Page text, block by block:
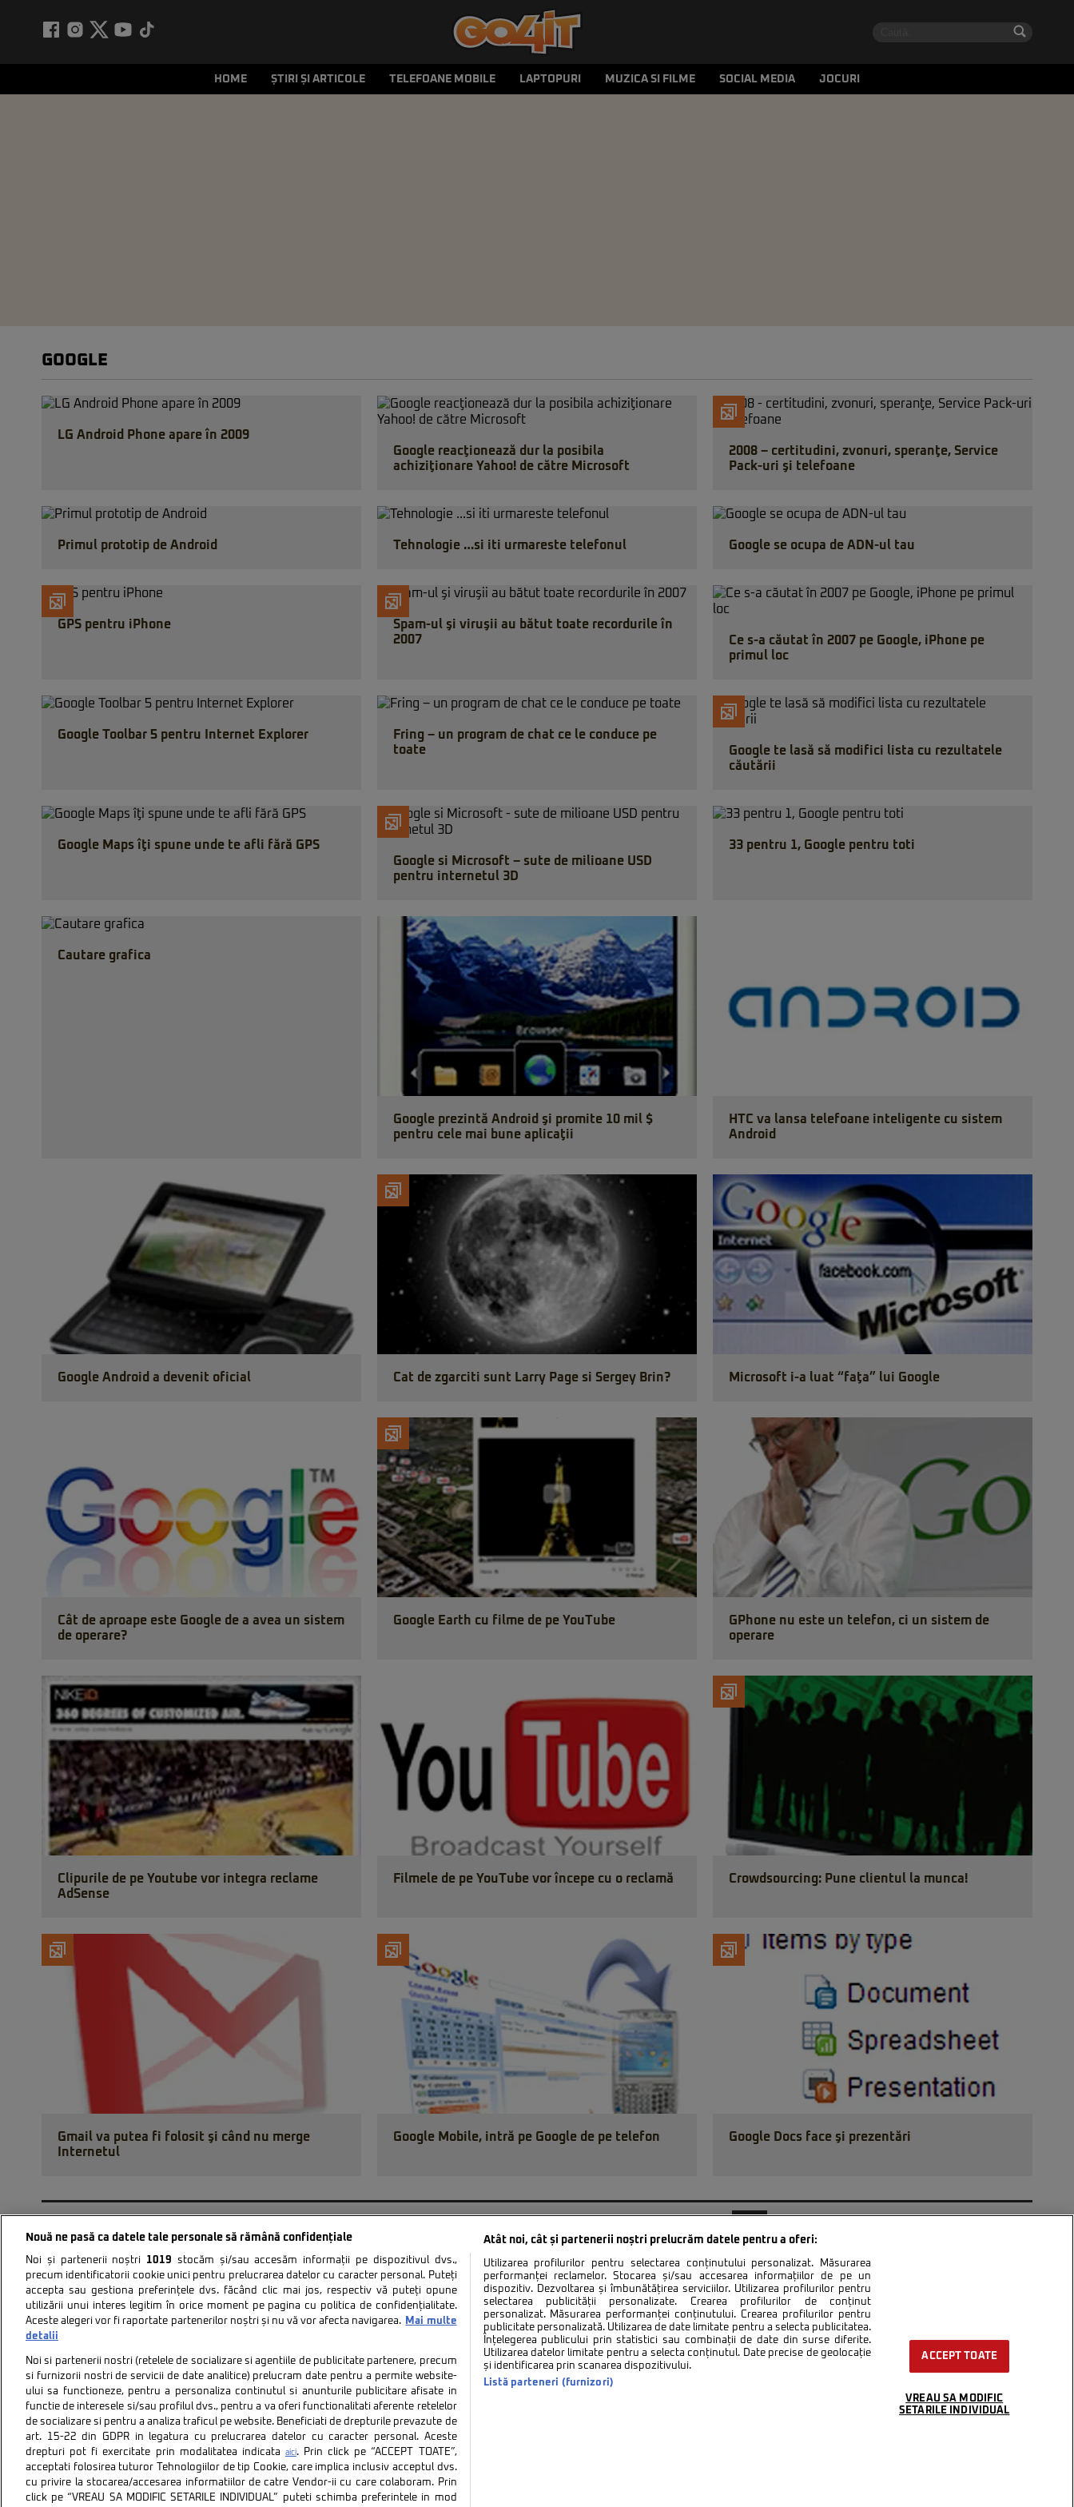
HOME ȘTIRI ȘI ARTICOLE TELEFOANE MOBILE LAPTOPURI MUZICA SI FILME SOCIAL MEDIA JOCURI
GOOGLE
LG Android Phone apare în 2009
Google reacţionează dur la posibila
achiziţionare Yahoo! de către Microsoft
2008 – certitudini, zvonuri, speranţe, Service
Pack-uri şi telefoane
Primul prototip de Android Tehnologie …si iti urmareste telefonul Google se ocupa de ADN-ul tau
GPS pentru iPhone
Spam-ul şi viruşii au bătut toate recordurile în
2007
Ce s-a căutat în 2007 pe Google, iPhone pe
primul loc
Google Toolbar 5 pentru Internet Explorer
Fring – un program de chat ce le conduce pe
toate
Google te lasă să modifici lista cu rezultatele
căutării
Google Maps îţi spune unde te afli fără GPS
Google si Microsoft – sute de milioane USD
pentru internetul 3D
33 pentru 1, Google pentru toti
Cautare grafica
Google prezintă Android şi promite 10 mil $
pentru cele mai bune aplicaţii
HTC va lansa telefoane inteligente cu sistem
Android
Google Android a devenit oficial Cat de zgarciti sunt Larry Page si Sergey Brin? Microsoft i-a luat “faţa” lui Google
Cât de aproape este Google de a avea un sistem
de operare?
Google Earth cu filme de pe YouTube
GPhone nu este un telefon, ci un sistem de
operare
Clipurile de pe Youtube vor integra reclame
AdSense
Filmele de pe YouTube vor începe cu o reclamă Crowdsourcing: Pune clientul la munca!
Gmail va putea fi folosit şi când nu merge
Internetul
Google Mobile, intră pe Google de pe telefon Google Docs face şi prezentări
Politica de confidentialitate Politica de cookies Termeni si conditii Contact Setări Cookies
Citarea se poate face în limita a 250 de semne. Nici o instituţie sau persoană (site-uri, instituţii mass-media, firme de monitorizare) nu poate reproduce integral scrierile publicistice purtătoare de Drepturi de Autor.
Decizia ONJN nr. 1598/16.09.2021. Jocurile de noroc sunt interzise minorilor.
Nouă ne pasă ca datele tale personale să rămână confidențiale
Noi și partenerii noștri 1019 stocăm și/sau accesăm informații pe dispozitivul dvs.,
precum identificatorii cookie unici pentru prelucrarea datelor cu caracter personal. Puteți
accepta sau gestiona preferințele dvs. făcând clic mai jos, respectiv vă puteți opune
utilizării unui interes legitim în orice moment pe pagina cu politica de confidențialitate.
Aceste alegeri vor fi raportate partenerilor noștri și nu vă vor afecta navigarea.
Mai multe
detalii
Noi si partenerii nostri (retelele de socializare si agentiile de publicitate partenere, precum
si furnizorii nostri de servicii de date analitice) prelucram date pentru a permite website-
ului sa functioneze, pentru a personaliza continutul si anunturile publicitare afisate in
functie de interesele si/sau profilul dvs., pentru a va oferi functionalitati aferente retelelor
de socializare si pentru a analiza traficul pe website. Beneficiati de drepturile prevazute de
art. 15-22 din GDPR in legatura cu prelucrarea datelor cu caracter personal. Aceste
drepturi pot fi exercitate prin modalitatea indicata
aici. Prin click pe “ACCEPT TOATE”,
acceptati folosirea tuturor Tehnologiilor de tip Cookie, care implica inclusiv acceptul dvs.
cu privire la stocarea/accesarea informatiilor de catre Vendor-ii cu care colaboram. Prin
click pe “VREAU SA MODIFIC SETARILE INDIVIDUAL” puteti schimba preferintele in mod
Atât noi, cât și partenerii noștri prelucrăm datele pentru a oferi:
Utilizarea profilurilor pentru selectarea conținutului personalizat. Măsurarea
performanței reclamelor. Stocarea și/sau accesarea informațiilor de pe un
dispozitiv. Dezvoltarea și îmbunătățirea serviciilor. Utilizarea profilurilor pentru
selectarea publicității personalizate. Crearea profilurilor de conținut
personalizat. Măsurarea performanței conținutului. Crearea profilurilor pentru
publicitate personalizată. Utilizarea de date limitate pentru a selecta publicitatea.
Înțelegerea publicului prin statistici sau combinații de date din surse diferite.
Utilizarea datelor limitate pentru a selecta conținutul. Date precise de geolocație
și identificarea prin scanarea dispozitivului.
Listă parteneri (furnizori)
ACCEPT TOATE
VREAU SA MODIFIC
SETARILE INDIVIDUAL